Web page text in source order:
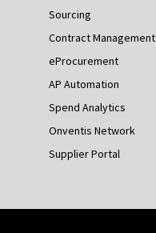
Sourcing
Contract Management
eProcurement
AP Automation
Spend Analytics
Onventis Network
Supplier Portal